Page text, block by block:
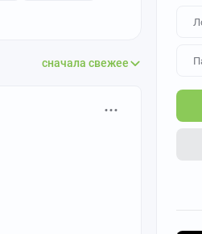
сначала свежее